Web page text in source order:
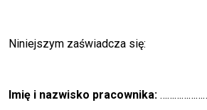
Niniejszym zaświadcza się:
Imię i nazwisko pracownika: